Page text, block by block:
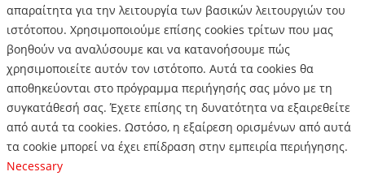
απαραίτητα για την λειτουργία των βασικών λειτουργιών του
ιστότοπου. Χρησιμοποιούμε επίσης cookies τρίτων που μας
βοηθούν να αναλύσουμε και να κατανοήσουμε πώς
χρησιμοποιείτε αυτόν τον ιστότοπο. Αυτά τα cookies θα
αποθηκεύονται στο πρόγραμμα περιήγησής σας μόνο με τη
συγκατάθεσή σας. Έχετε επίσης τη δυνατότητα να εξαιρεθείτε
από αυτά τα cookies. Ωστόσο, η εξαίρεση ορισμένων από αυτά
τα cookie μπορεί να έχει επίδραση στην εμπειρία περιήγησης.
Necessary